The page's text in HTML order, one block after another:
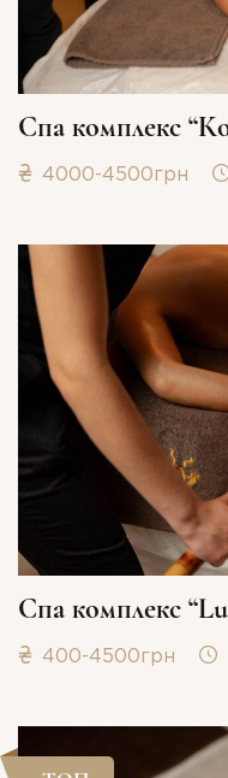
Спа комплекс
4000-4500грн
Спа комплекс
400-4500грн